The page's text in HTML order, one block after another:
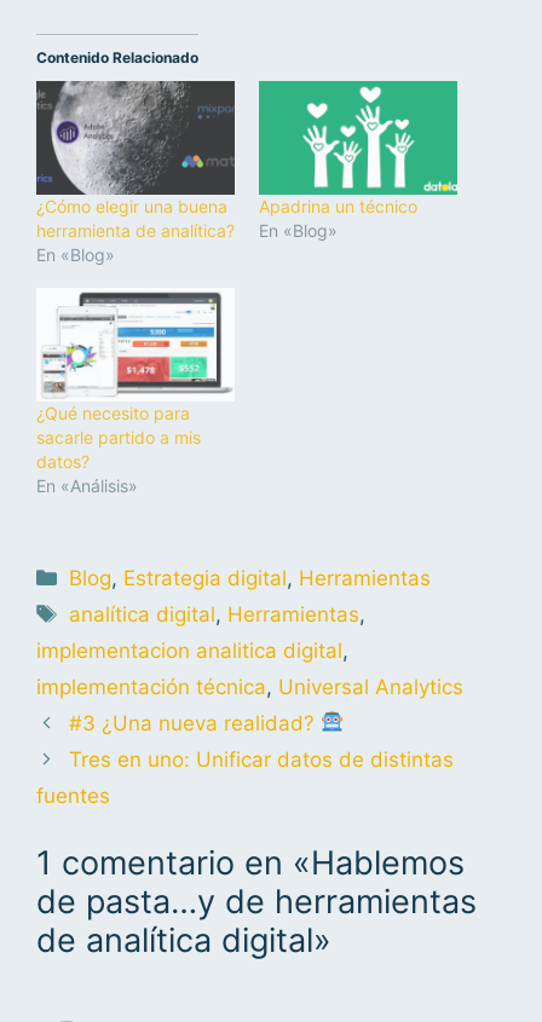
Contenido Relacionado
¿Cómo elegir una buena
herramienta de analítica?
En «Blog»
Apadrina un técnico
En «Blog»
¿Qué necesito para
sacarle partido a mis
datos?
En «Análisis»
Blog, Estrategia digital, Herramientas
analítica digital, Herramientas,
implementacion analitica digital,
implementación técnica, Universal Analytics
#3 ¿Una nueva realidad?
Tres en uno: Unificar datos de distintas
fuentes
1 comentario en «Hablemos
de pasta…y de herramientas
de analítica digital»